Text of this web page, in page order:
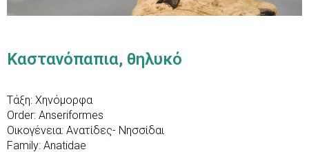
Καστανόπαπια, θηλυκό
Τάξη: Χηνόμορφα
Order: Anseriformes
Οικογένεια: Ανατίδες- Νησσίδαι
Family: Anatidae